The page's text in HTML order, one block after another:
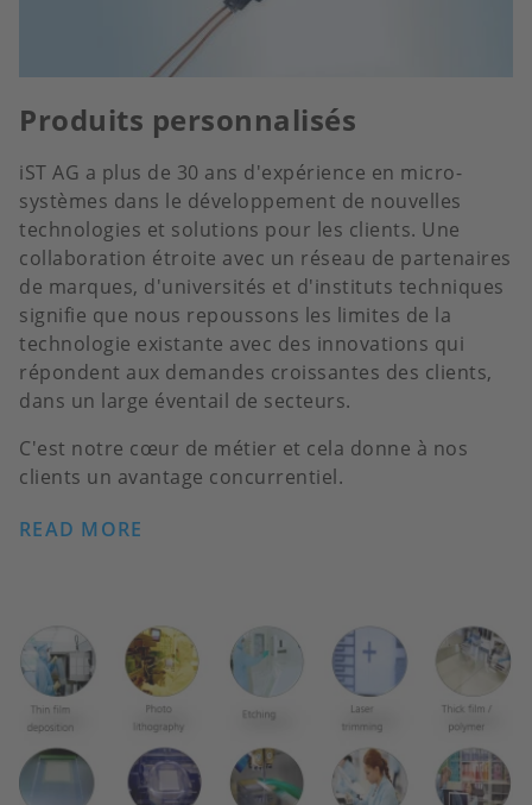
Produits personnalisés
iST AG a plus de 30 ans d'expérience en micro-
systèmes dans le développement de nouvelles
technologies et solutions pour les clients. Une
collaboration étroite avec un réseau de partenaires
de marques, d'universités et d'instituts techniques
signifie que nous repoussons les limites de la
technologie existante avec des innovations qui
répondent aux demandes croissantes des clients,
dans un large éventail de secteurs.
C'est notre cœur de métier et cela donne à nos
clients un avantage concurrentiel.
READ MORE